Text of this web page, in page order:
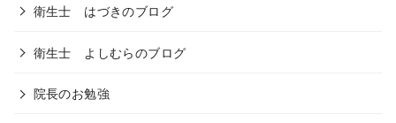
衛生士 はづきのブログ
衛生士 よしむらのブログ
院長のお勉強